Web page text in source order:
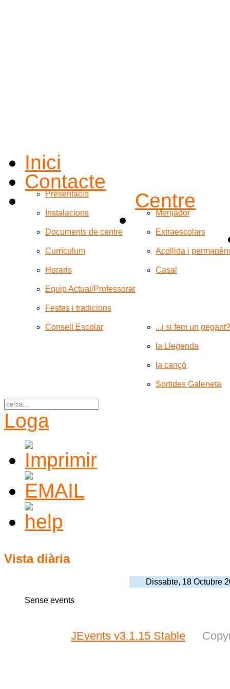
Inici
Contacte
Centre
Presentació
Instalacions
Documents de centre
Currículum
Horaris
Equip Actual/Professorat
Festes i tradicions
Consell Escolar
Menjador
Extraescolars
Acollida i
Casal
...i si fem un gegant?
la Llegenda
la cançó
Sortides Galeneta
Loga
Vista diària
Dissabte, 18 Octubre
Sense events
JEvents v3.1.15 Stable